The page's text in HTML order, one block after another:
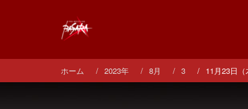
ホーム 2023年 8月 3 11月23日